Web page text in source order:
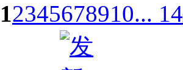
12345678910... 14